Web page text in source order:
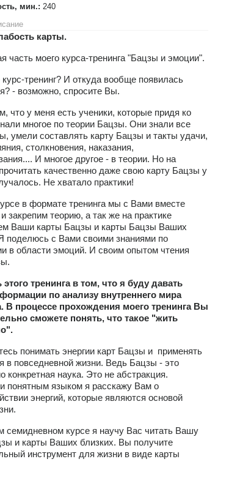
мин.:240
карты.
часть моего курса-тренинга "Бацзы и эмоции".
курс-тренинг? И откуда вообще появилась
- возможно, спросите Вы.
что у меня есть ученики, которые придя ко
многое по теории Бацзы. Они знали все
умели составлять карту Бацзы и такты удачи,
столкновения, наказания,
И многое другое - в теории. Но на
качественно даже свою карту Бацзы у
Не хватало практики!
в формате тренинга мы с Вами вместе
закрепим теорию, а так же на практике
Ваши карты Бацзы и карты Бацзы Ваших
поделюсь с Вами своими знаниями по
в области эмоций. И своим опытом чтения
этого тренинга в том, что я буду давать
по анализу внутреннего мира
В процессе прохождения моего тренинга Вы
сможете понять, что такое "жить
понимать энергии карт Бацзы и применять
в повседневной жизни. Ведь Бацзы - это
конкретная наука. Это не абстракция.
понятным языком я расскажу Вам о
энергий, которые являются основой
семидневном курсе я научу Вас читать Вашу
и карты Ваших близких. Вы получите
инструмент для жизни в виде карты